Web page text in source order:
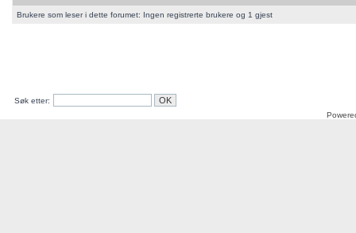
Brukere som leser i dette forumet: Ingen registrerte brukere og 1 gjest
Søk etter: